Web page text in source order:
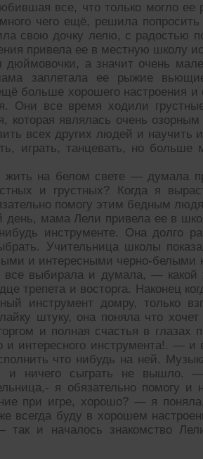
все, что только могло ее
чего ещё, решила
свою дочку лелю, с радостью
привела ее в местную школу
дюймовочки, а значит очень
заплетала ее рыжие
больше хорошего настроения
Они все время ходили
которая являлась очень
всех других людей и научить
играть, танцевать, но больше
на белом свете — думала
и грустных? Когда я
помогу этим бедным
день, мама Лели привела ее в
инструменте. Она долго
Учительница школы
и интересными черно-
выбирала и думала, — какой
трепета и восторга. Наконец
инструмент домру, только
штуку, она поняла что
и полная счастья в глазах
и интересного инструмента!. —
что нибудь на ней.
и ничего сыграть не вышло.
я обязательно помогу и
при игре, хорошо? — я
всегда буду в хорошем
так и началось знакомство